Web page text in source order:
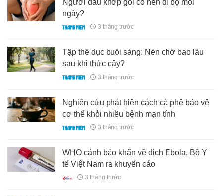
Người đau khớp gối có nên đi bộ mỗi
ngày?
3 tháng trước
Tập thể dục buổi sáng: Nên chờ bao lâu
sau khi thức dậy?
3 tháng trước
Nghiên cứu phát hiện cách cà phê bảo vệ
cơ thể khỏi nhiều bệnh mạn tính
3 tháng trước
WHO cảnh báo khẩn về dịch Ebola, Bộ Y
tế Việt Nam ra khuyến cáo
3 tháng trước